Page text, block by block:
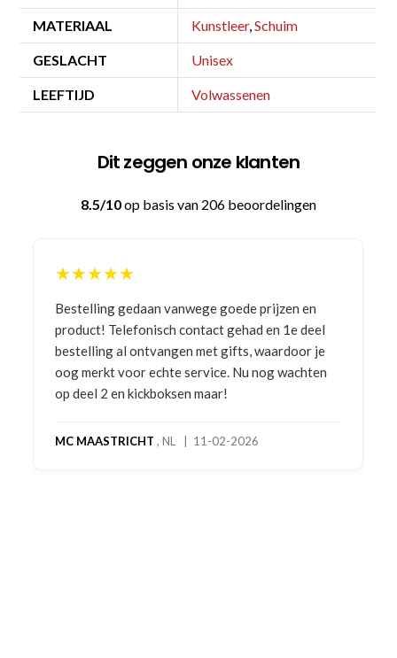
MATERIAAL Kunstleer,Schuim
GESLACHT Unisex
LEEFTIJD Volwassenen
Dit zeggen onze klanten
8.5/10op basis van 206 beoordelingen
★★★★★
Bestelling gedaan vanwege goede prijzen en
product! Telefonisch contact gehad en 1e deel
bestelling al ontvangen met gifts, waardoor je
oog merkt voor echte service. Nu nog wachten
op deel 2 en kickboksen maar!
MC MAASTRICHT , NL | 11-02-2026